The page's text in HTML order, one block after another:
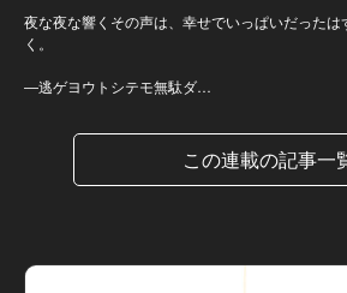
夜な夜な響くその声は、幸せでいっぱいだった
く。
―逃ゲヨウトシテモ無駄ダ…
この連載の記事一